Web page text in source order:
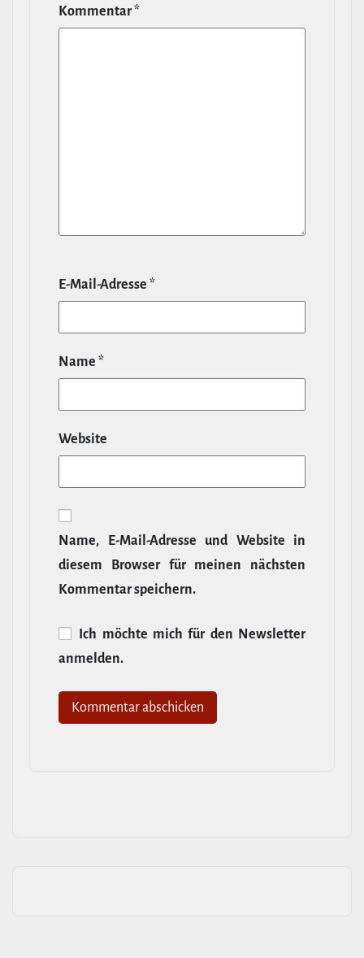
Kommentar*
E‑Mail-​Adresse *
Name *
Website
Name, E‑Mail-​Adresse und Website in
diesem Browser für meinen nächsten
Kommentar speichern.
Ich möchte mich für den News­letter
anmelden.